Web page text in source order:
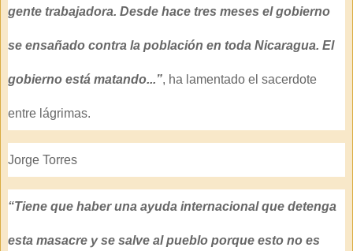
gente trabajadora. Desde hace tres meses el gobierno
se ensañado contra la población en toda Nicaragua. El
gobierno está matando...”, ha lamentado el sacerdote
entre lágrimas.
Jorge Torres
“Tiene que haber una ayuda internacional que detenga
esta masacre y se salve al pueblo porque esto no es